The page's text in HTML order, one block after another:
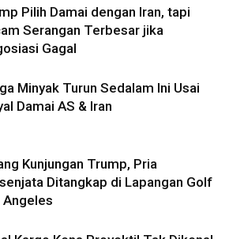
Pilih Damai dengan Iran, tapi
Serangan Terbesar jika
Gagal
Minyak Turun Sedalam Ini Usai
Damai AS & Iran
Kunjungan Trump, Pria
Ditangkap di Lapangan Golf
Angeles